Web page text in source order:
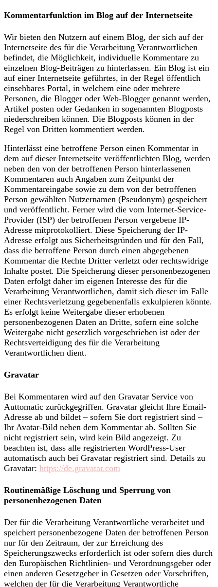
Kommentarfunktion im Blog auf der Internetseite
Wir bieten den Nutzern auf einem Blog, der sich auf der
Internetseite des für die Verarbeitung Verantwortlichen
befindet, die Möglichkeit, individuelle Kommentare zu
einzelnen Blog-Beiträgen zu hinterlassen. Ein Blog ist ein
auf einer Internetseite geführtes, in der Regel öffentlich
einsehbares Portal, in welchem eine oder mehrere
Personen, die Blogger oder Web-Blogger genannt werden,
Artikel posten oder Gedanken in sogenannten Blogposts
niederschreiben können. Die Blogposts können in der
Regel von Dritten kommentiert werden.
Hinterlässt eine betroffene Person einen Kommentar in
dem auf dieser Internetseite veröffentlichten Blog, werden
neben den von der betroffenen Person hinterlassenen
Kommentaren auch Angaben zum Zeitpunkt der
Kommentareingabe sowie zu dem von der betroffenen
Person gewählten Nutzernamen (Pseudonym) gespeichert
und veröffentlicht. Ferner wird die vom Internet-Service-
Provider (ISP) der betroffenen Person vergebene IP-
Adresse mitprotokolliert. Diese Speicherung der IP-
Adresse erfolgt aus Sicherheitsgründen und für den Fall,
dass die betroffene Person durch einen abgegebenen
Kommentar die Rechte Dritter verletzt oder rechtswidrige
Inhalte postet. Die Speicherung dieser personenbezogenen
Daten erfolgt daher im eigenen Interesse des für die
Verarbeitung Verantwortlichen, damit sich dieser im Falle
einer Rechtsverletzung gegebenenfalls exkulpieren könnte.
Es erfolgt keine Weitergabe dieser erhobenen
personenbezogenen Daten an Dritte, sofern eine solche
Weitergabe nicht gesetzlich vorgeschrieben ist oder der
Rechtsverteidigung des für die Verarbeitung
Verantwortlichen dient.
Gravatar
Bei Kommentaren wird auf den Gravatar Service von
Auttomatic zurückgegriffen. Gravatar gleicht Ihre Email-
Adresse ab und bildet – sofern Sie dort registriert sind –
Ihr Avatar-Bild neben dem Kommentar ab. Sollten Sie
nicht registriert sein, wird kein Bild angezeigt. Zu
beachten ist, dass alle registrierten WordPress-User
automatisch auch bei Gravatar registriert sind. Details zu
Gravatar: https://de.gravatar.com
Routinemäßige Löschung und Sperrung von
personenbezogenen Daten
Der für die Verarbeitung Verantwortliche verarbeitet und
speichert personenbezogene Daten der betroffenen Person
nur für den Zeitraum, der zur Erreichung des
Speicherungszwecks erforderlich ist oder sofern dies durch
den Europäischen Richtlinien- und Verordnungsgeber oder
einen anderen Gesetzgeber in Gesetzen oder Vorschriften,
welchen der für die Verarbeitung Verantwortliche